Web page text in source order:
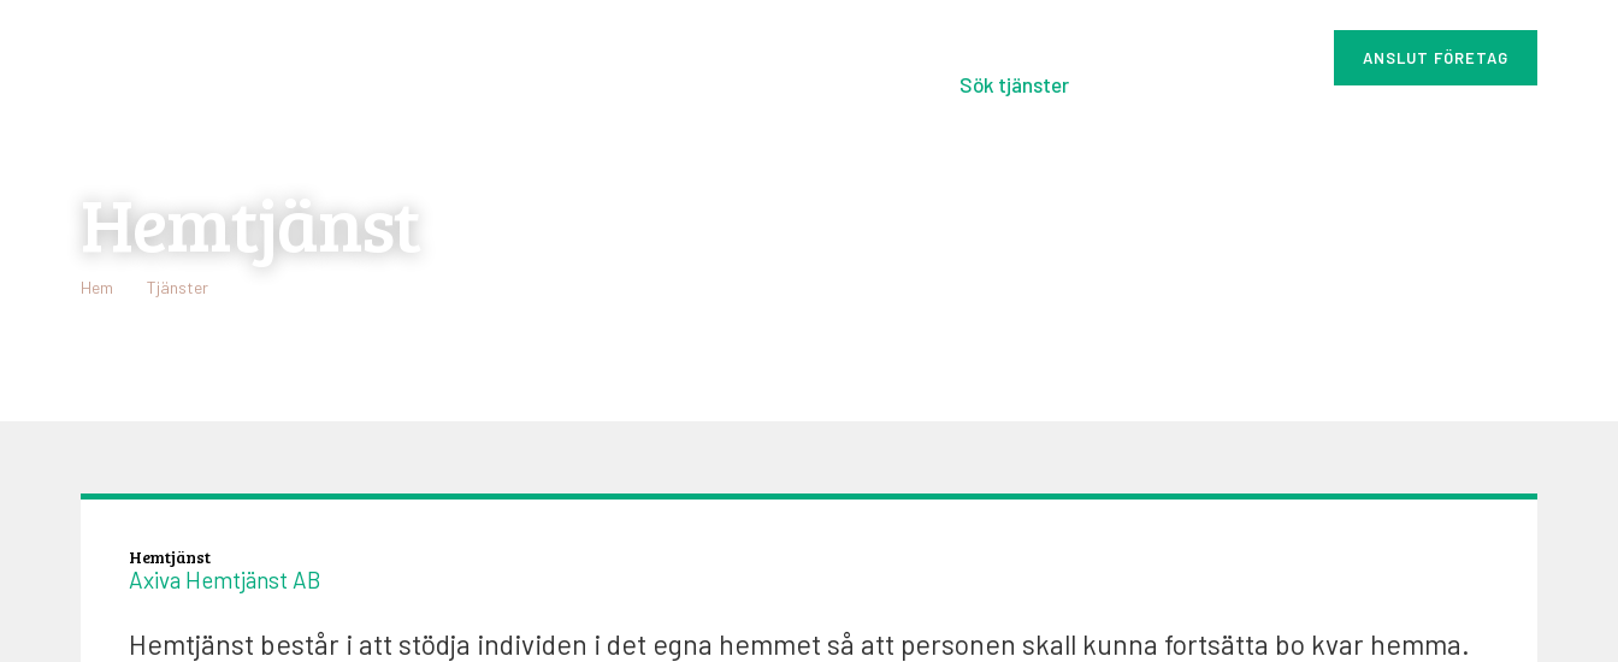
Sök tjänster
ANSLUT FÖRETAG
Hemtjänst
Hem Tjänster
Hemtjänst
Axiva Hemtjänst AB
Hemtjänst består i att stödja individen i det egna hemmet så att personen skall kunna fortsätta bo kvar hemma.